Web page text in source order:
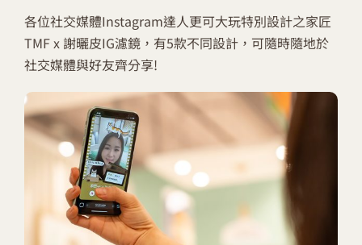
各位社交媒體Instagram達人更可大玩特別設計之家匠
TMF x 謝曬皮IG濾鏡，有5款不同設計，可隨時隨地於
社交媒體與好友齊分享!